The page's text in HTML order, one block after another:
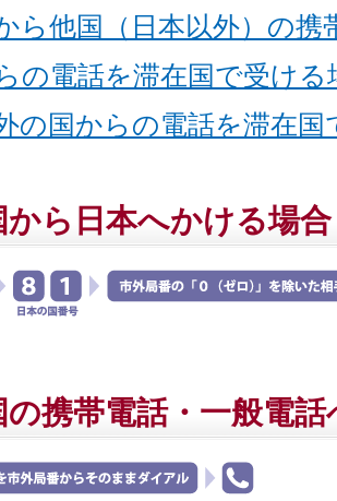
ら他国（日本以外）の
の電話を滞在国で受ける
の国からの電話を滞在国
から日本へかける場合
の携帯電話・一般電